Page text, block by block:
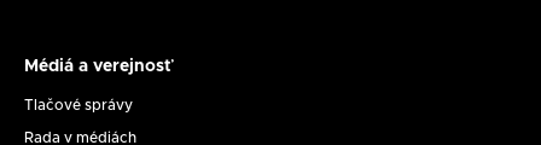
a
verejnosť
Médiá a verejnosť
Tlačové správy
Rada v médiách